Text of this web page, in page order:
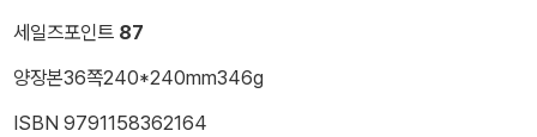
세일즈포인트 87
양장본36쪽240*240mm346g
ISBN 9791158362164